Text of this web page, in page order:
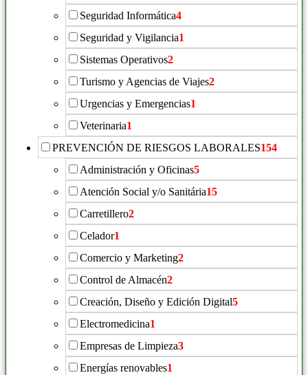
Seguridad Informática4
Seguridad y Vigilancia1
Sistemas Operativos2
Turismo y Agencias de Viajes2
Urgencias y Emergencias1
Veterinaria1
PREVENCIÓN DE RIESGOS LABORALES154
Administración y Oficinas5
Atención Social y/o Sanitária15
Carretillero2
Celador1
Comercio y Marketing2
Control de Almacén2
Creación, Diseño y Edición Digital5
Electromedicina1
Empresas de Limpieza3
Energías renovables1